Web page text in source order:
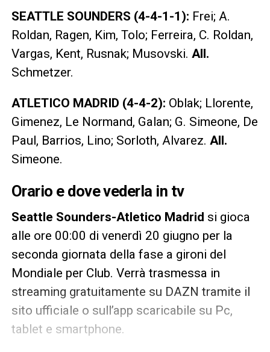
SEATTLE SOUNDERS (4-4-1-1): Frei; A.
Roldan, Ragen, Kim, Tolo; Ferreira, C. Roldan,
Vargas, Kent, Rusnak; Musovski. All.
Schmetzer.
ATLETICO MADRID (4-4-2): Oblak; Llorente,
Gimenez, Le Normand, Galan; G. Simeone, De
Paul, Barrios, Lino; Sorloth, Alvarez. All.
Simeone.
Orario e dove vederla in tv
Seattle Sounders-Atletico Madrid si gioca
alle ore 00:00 di venerdì 20 giugno per la
seconda giornata della fase a gironi del
Mondiale per Club. Verrà trasmessa in
streaming gratuitamente su DAZN tramite il
sito ufficiale o sull’app scaricabile su Pc,
tablet e smartphone.